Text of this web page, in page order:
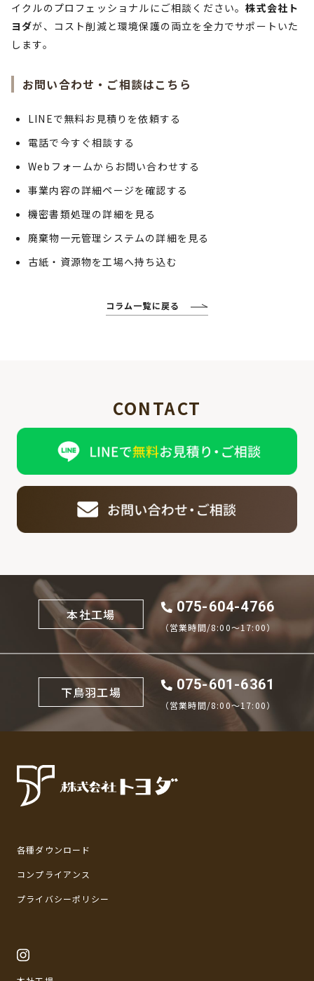
イクルのプロフェッショナルにご相談ください。株式会社ト
ヨダが、コスト削減と環境保護の両立を全力でサポートいた
します。
お問い合わせ・ご相談はこちら
LINEで無料お見積りを依頼する
電話で今すぐ相談する
Webフォームからお問い合わせする
事業内容の詳細ページを確認する
機密書類処理の詳細を見る
廃棄物一元管理システムの詳細を見る
古紙・資源物を工場へ持ち込む
コラム一覧に戻る
CONTACT
本社工場 075-604-4766
（営業時間/8:00〜17:00）
下鳥羽工場 075-601-6361
（営業時間/8:00〜17:00）
各種ダウンロード
コンプライアンス
プライバシーポリシー